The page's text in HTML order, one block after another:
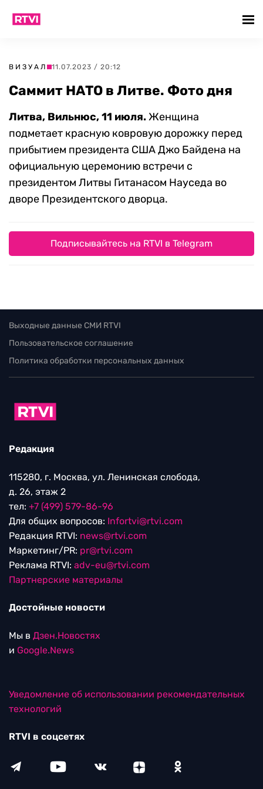
ВИЗУАЛ 11.07.2023 / 20:12
Саммит НАТО в Литве. Фото дня
Литва, Вильнюс, 11 июля.Женщина
подметает красную ковровую дорожку перед
прибытием президента США Джо Байдена на
официальную церемонию встречи с
президентом Литвы Гитанасом Науседа во
дворе Президентского дворца.
Подписывайтесь на RTVI в Telegram
Выходные данные СМИ RTVI
Пользовательское соглашение
Политика обработки персональных данных
Редакция
115280, г. Москва, ул. Ленинская слобода,
д. 26, этаж 2
тел: +7 (499) 579-86-96
Для общих вопросов: Infortvi@rtvi.com
Редакция RTVI: news@rtvi.com
Маркетинг/PR: pr@rtvi.com
Реклама RTVI: adv-eu@rtvi.com
Партнерские материалы
Достойные новости
Мы в Дзен.Новостях
и Google.News
Уведомление об использовании рекомендательных
технологий
RTVI в соцсетях